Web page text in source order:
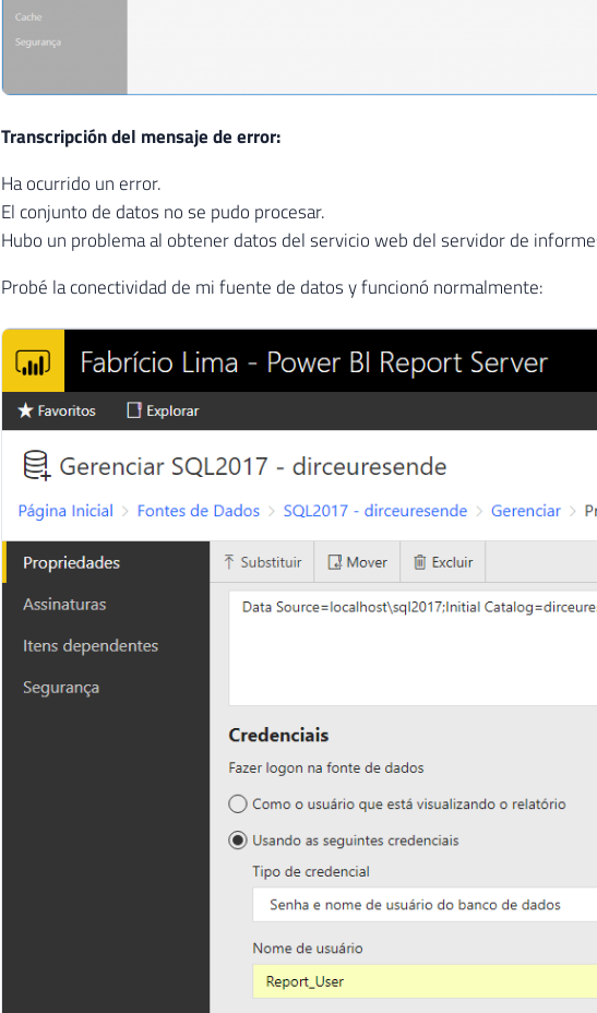
Transcripción del mensaje de error:
Ha ocurrido un error.
El conjunto de datos no se pudo procesar.
Hubo un problema al obtener datos del servicio web del servidor de
Probé la conectividad de mi fuente de datos y funcionó normalmente: